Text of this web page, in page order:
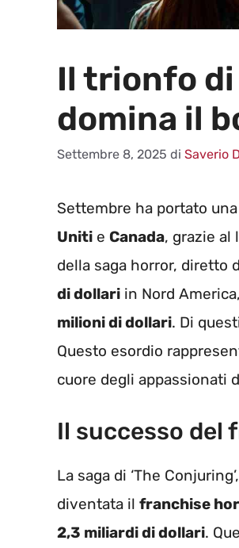
Il trionfo di
domina il
Settembre 8, 2025 di Saverio
Settembre ha portato
Uniti e Canada, grazie al
della saga horror, diretto
di dollari in Nord
milioni di dollari. Di
Questo esordio
cuore degli appassionati
Il successo del
La saga di ‘The
diventata il franchise
2,3 miliardi di dollari.